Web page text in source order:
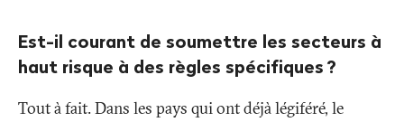
Est-il courant de soumettre les secteurs à
haut risque à des règles spécifiques ?
Tout à fait. Dans les pays qui ont déjà légiféré, le